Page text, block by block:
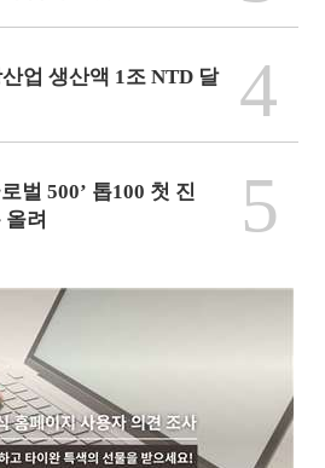
업 생산액 1조 NTD 달
4
벌 500’ 톱100 첫 진
려
5